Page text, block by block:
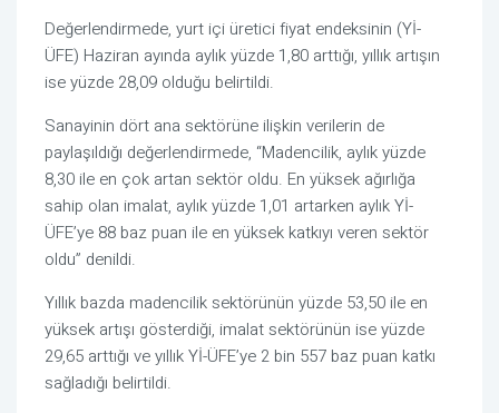
Değerlendirmede, yurt içi üretici fiyat endeksinin (Yİ-
ÜFE) Haziran ayında aylık yüzde 1,80 arttığı, yıllık artışın
ise yüzde 28,09 olduğu belirtildi.
Sanayinin dört ana sektörüne ilişkin verilerin de
paylaşıldığı değerlendirmede, “Madencilik, aylık yüzde
8,30 ile en çok artan sektör oldu. En yüksek ağırlığa
sahip olan imalat, aylık yüzde 1,01 artarken aylık Yİ-
ÜFE’ye 88 baz puan ile en yüksek katkıyı veren sektör
oldu” denildi.
Yıllık bazda madencilik sektörünün yüzde 53,50 ile en
yüksek artışı gösterdiği, imalat sektörünün ise yüzde
29,65 arttığı ve yıllık Yİ-ÜFE’ye 2 bin 557 baz puan katkı
sağladığı belirtildi.